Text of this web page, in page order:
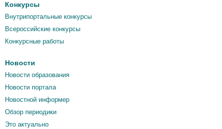
Конкурсы
Внутрипортальные конкурсы
Всероссийские конкурсы
Конкурсные работы
Новости
Новости образования
Новости портала
Новостной информер
Обзор периодики
Это актуально